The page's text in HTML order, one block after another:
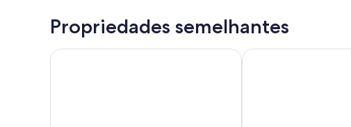
Propriedades semelhantes
Casa Vl Mariana próx metrô / com garagem / SP expo
Studio aconchegante